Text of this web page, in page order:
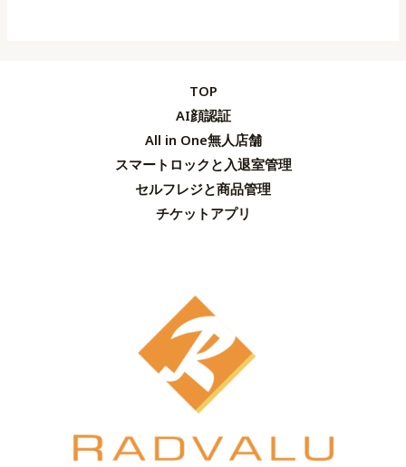
TOP
AI顔認証
All in One無人店舗
スマートロックと入退室管理
セルフレジと商品管理
チケットアプリ